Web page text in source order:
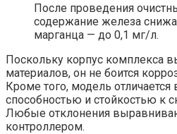
После проведения
содержание железа
марганца — до 0,1 мг/л.
Поскольку корпус комплекса
материалов, он не боится
Кроме того, модель
способностью и стойкостью к
Любые отклонения
контроллером.